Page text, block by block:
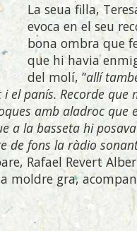
La seua filla,
evoca en el seu
bona ombra que
que hi havia
del molí, “allí
el panís. Recorde que
amb aladroc que
a la basseta hi
de fons la ràdio
Rafael Revert
moldre gra,